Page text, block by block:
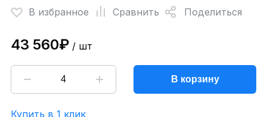
В избранное Сравнить Поделиться
43 560₽/ шт
В корзину
Купить в 1 клик